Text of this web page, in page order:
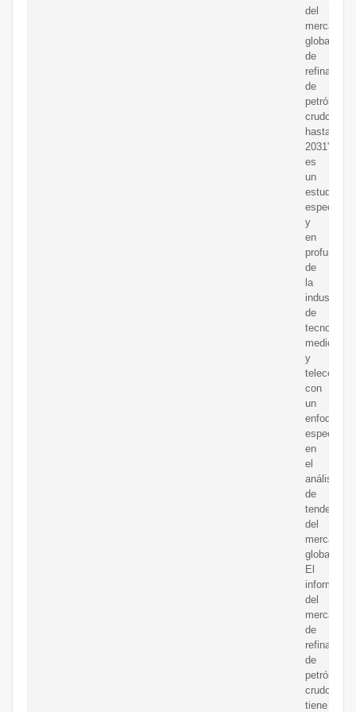
del
mercado
global
de
refinación
de
petróleo
crudo
hasta
2031"
es
un
estudio
y
en
de
la
industria
de
tecnología,
medios
y
con
un
enfoque
especial
en
el
análisis
de
tendencias
del
mercado
global.
El
informe
del
mercado
de
refinación
de
petróleo
crudo
tiene